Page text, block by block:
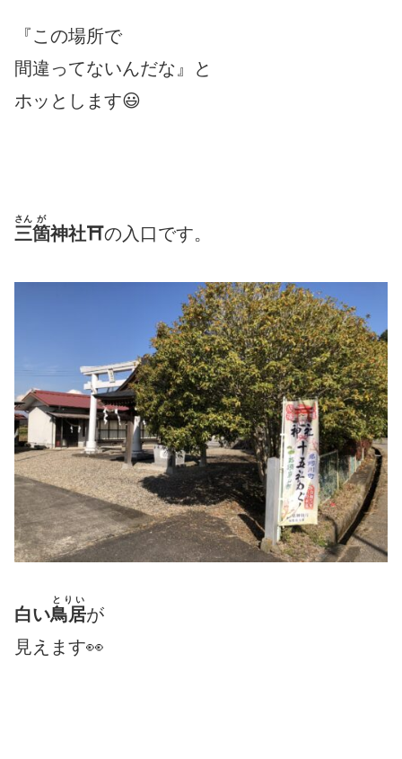
『この場所で
間違ってないんだな』と
ホッとします😃
三
さん
箇
が
神社⛩の入口です。
白い鳥居
とりい
が
見えます👀